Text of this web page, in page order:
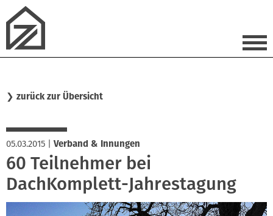
❯ zurück zur Übersicht
05.03.2015 Verband & Innungen
60 Teilnehmer bei
DachKomplett-Jahrestagung